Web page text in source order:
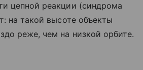
цепной реакции (синдрома
на такой высоте объекты
реже, чем на низкой орбите.